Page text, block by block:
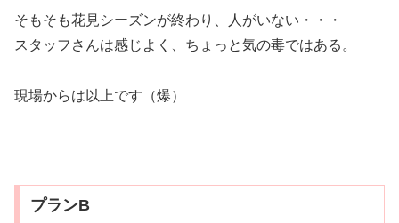
そもそも花見シーズンが終わり、人がいない・・・
スタッフさんは感じよく、ちょっと気の毒ではある。
現場からは以上です（爆）
プランB